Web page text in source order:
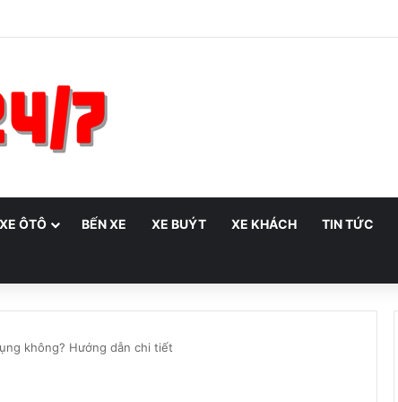
ÔTÔ BẾN XE XE BUÝT XE KHÁCH TIN TỨC
không? Hướng dẫn chi tiết